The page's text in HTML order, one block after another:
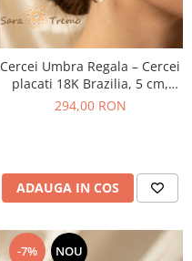
Cercei Umbra Regala – Cercei
placati 18K Brazilia, 5 cm,
cristale negre
294,00 RON
ADAUGA IN COS
-7% NOU